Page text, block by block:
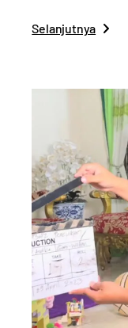
Selanjutnya